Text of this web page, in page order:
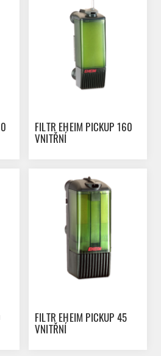
FILTR EHEIM PICKUP 160
VNITŘNÍ
FILTR EHEIM PICKUP 45
VNITŘNÍ